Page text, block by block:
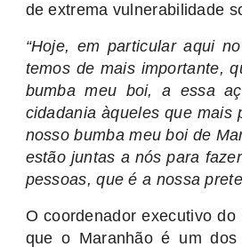
de extrema vulnerabilidade
“Hoje, em particular aqui
temos de mais importante,
bumba meu boi, a essa
cidadania àqueles que mais
nosso bumba meu boi de
estão juntas a nós para
pessoas, que é a nossa
O coordenador executivo
que o Maranhão é um